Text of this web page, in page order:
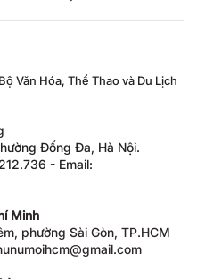
Văn Hóa, Thể Thao và Du Lịch
Đống Đa, Hà Nội.
- Email:
Minh
phường Sài Gòn, TP.HCM